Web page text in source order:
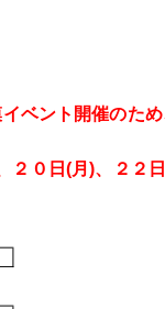
ベント開催のため
０日(月)、２２